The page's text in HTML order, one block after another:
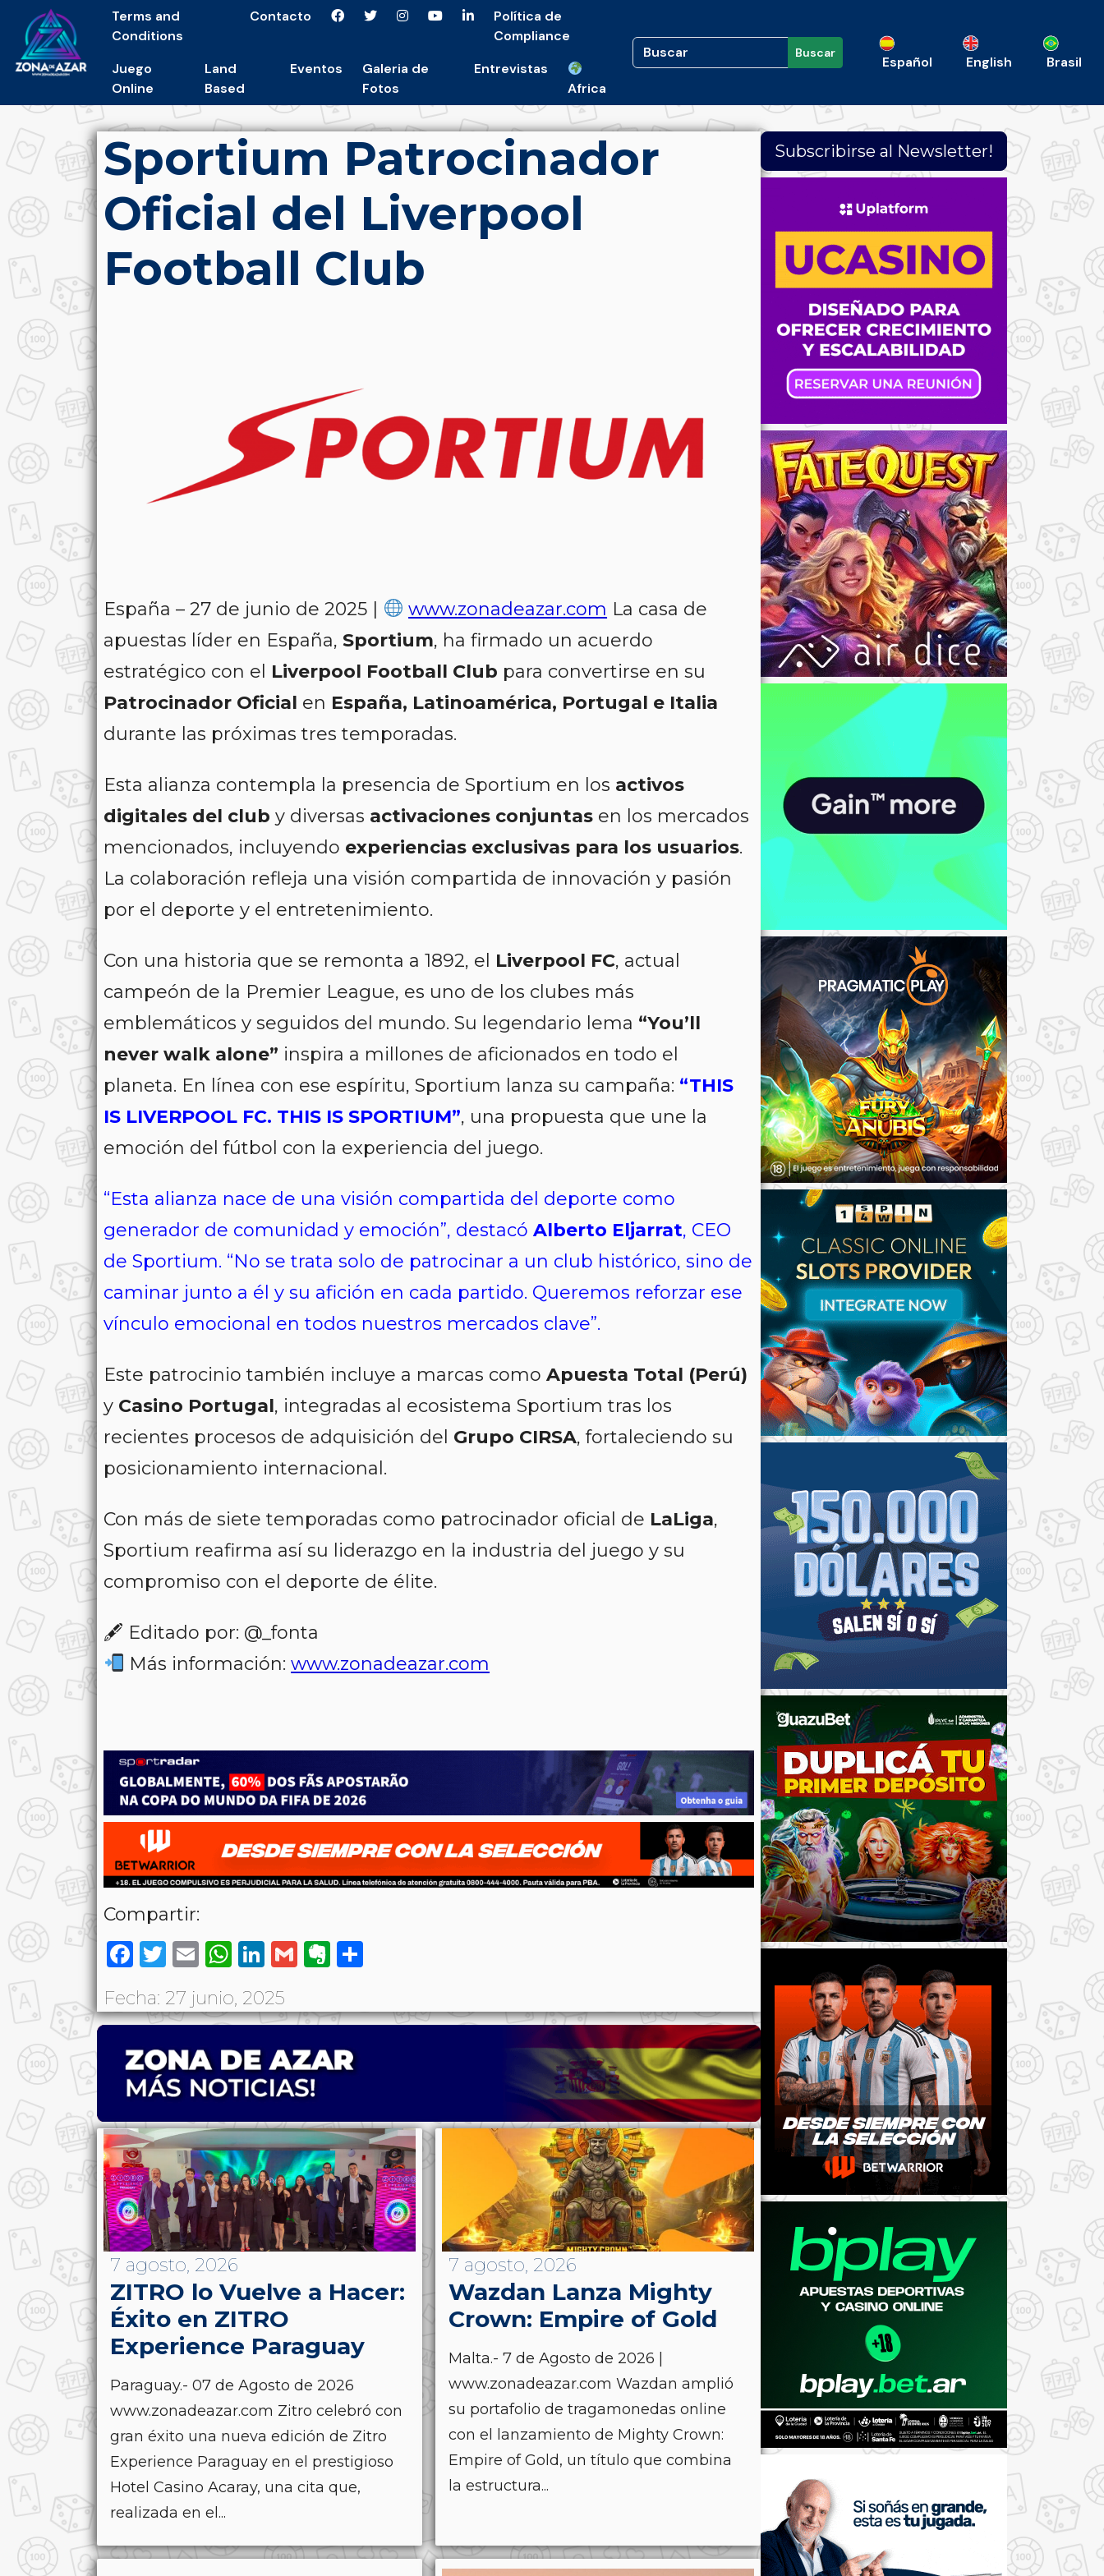
Terms and
Conditions
Contacto
Política de
Compliance
Juego
Online
Land
Based
Eventos
Galeria de
Fotos
Entrevistas
Africa
Buscar
Español English Brasil
Sportium Patrocinador
Oficial del Liverpool
Football Club
España – 27 de junio de 2025 | www.zonadeazar.com La casa de
apuestas líder en España, Sportium, ha firmado un acuerdo
estratégico con el Liverpool Football Club para convertirse en su
Patrocinador Oficial en España, Latinoamérica, Portugal e Italia
durante las próximas tres temporadas.
Esta alianza contempla la presencia de Sportium en los activos
digitales del club y diversas activaciones conjuntas en los mercados
mencionados, incluyendo experiencias exclusivas para los usuarios.
La colaboración refleja una visión compartida de innovación y pasión
por el deporte y el entretenimiento.
Con una historia que se remonta a 1892, el Liverpool FC, actual
campeón de la Premier League, es uno de los clubes más
emblemáticos y seguidos del mundo. Su legendario lema “You’ll
never walk alone” inspira a millones de aficionados en todo el
planeta. En línea con ese espíritu, Sportium lanza su campaña: “THIS
IS LIVERPOOL FC. THIS IS SPORTIUM”, una propuesta que une la
emoción del fútbol con la experiencia del juego.
“Esta alianza nace de una visión compartida del deporte como
generador de comunidad y emoción”, destacó Alberto Eljarrat, CEO
de Sportium. “No se trata solo de patrocinar a un club histórico, sino de
caminar junto a él y su afición en cada partido. Queremos reforzar ese
vínculo emocional en todos nuestros mercados clave”.
Este patrocinio también incluye a marcas como Apuesta Total (Perú)
y Casino Portugal, integradas al ecosistema Sportium tras los
recientes procesos de adquisición del Grupo CIRSA, fortaleciendo su
posicionamiento internacional.
Con más de siete temporadas como patrocinador oficial de LaLiga,
Sportium reafirma así su liderazgo en la industria del juego y su
compromiso con el deporte de élite.
🖋 Editado por: @_fonta
Más información:www.zonadeazar.com
Compartir:
Facebook
Twitter
EmailWhatsApp
LinkedIn
GmailEvernote
Fecha: 27 junio, 2025
7 agosto, 2026
ZITRO lo Vuelve a Hacer:
Éxito en ZITRO
Experience Paraguay
Paraguay.- 07 de Agosto de 2026
www.zonadeazar.com Zitro celebró con
gran éxito una nueva edición de Zitro
Experience Paraguay en el prestigioso
Hotel Casino Acaray, una cita que,
realizada en el...
7 agosto, 2026
Wazdan Lanza Mighty
Crown: Empire of Gold
Malta.- 7 de Agosto de 2026 |
www.zonadeazar.com Wazdan amplió
su portafolio de tragamonedas online
con el lanzamiento de Mighty Crown:
Empire of Gold, un título que combina
la estructura...
Subscribirse al Newsletter!